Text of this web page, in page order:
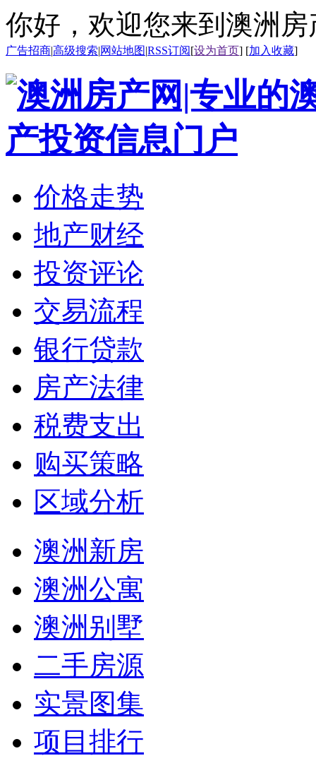
你好，欢迎您来到澳洲房
广告招商|高级搜索|网站地图|RSS订阅[设为首页] [加入收藏]
价格走势
地产财经
投资评论
交易流程
银行贷款
房产法律
税费支出
购买策略
区域分析
澳洲新房
澳洲公寓
澳洲别墅
二手房源
实景图集
项目排行